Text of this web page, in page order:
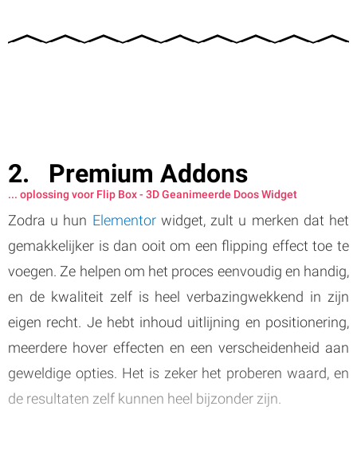
Premium Addons
... oplossing voor Flip Box - 3D Geanimeerde Doos Widget
Zodra u hun Elementorwidget, zult u merken dat het
gemakkelijker is dan ooit om een flipping effect toe te
voegen. Ze helpen om het proces eenvoudig en handig,
en de kwaliteit zelf is heel verbazingwekkend in zijn
eigen recht. Je hebt inhoud uitlijning en positionering,
meerdere hover effecten en een verscheidenheid aan
geweldige opties. Het is zeker het proberen waard, en
de resultaten zelf kunnen heel bijzonder zijn.